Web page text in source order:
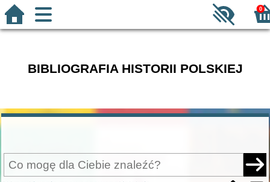
0
BIBLIOGRAFIA HISTORII POLSKIEJ